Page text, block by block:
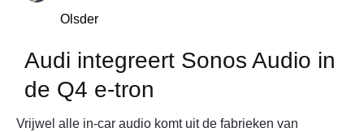
Olsder
Audi integreert Sonos Audio in
de Q4 e-tron
Vrijwel alle in-car audio komt uit de fabrieken van